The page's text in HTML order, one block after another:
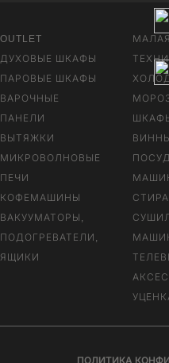
OUTLET
ДУХОВЫЕ ШКАФЫ
ПАРОВЫЕ ШКАФЫ
ВАРОЧНЫЕ
ПАНЕЛИ
ВЫТЯЖКИ
МИКРОВОЛНОВЫЕ
ПЕЧИ
КОФЕМАШИНЫ
ВАКУУМАТОРЫ,
ПОДОГРЕВАТЕЛИ,
ЯЩИКИ
ПОЛИТИКА